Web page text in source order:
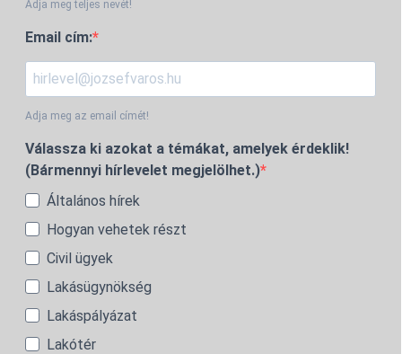
Adja meg teljes nevét!
Email cím:
Adja meg az email címét!
Válassza ki azokat a témákat, amelyek érdeklik!
(Bármennyi hírlevelet megjelölhet.)
Általános hírek
Hogyan vehetek részt
Civil ügyek
Lakásügynökség
Lakáspályázat
Lakótér